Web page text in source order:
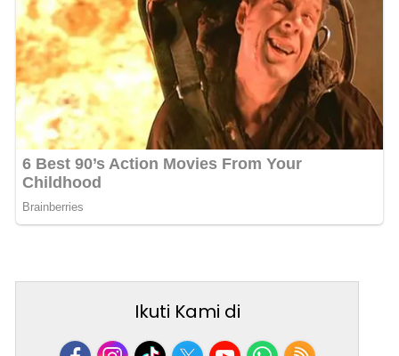
Ikuti Kami di